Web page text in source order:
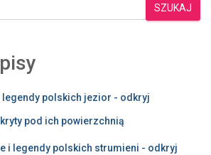
SZUKAJ
polskich jezior - odkryj
pod ich powierzchnią
i legendy polskich strumieni - odkryj